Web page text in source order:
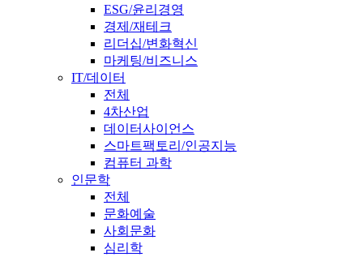
ESG/윤리경영
경제/재테크
리더십/변화혁신
마케팅/비즈니스
IT/데이터
전체
4차산업
데이터사이언스
스마트팩토리/인공지능
컴퓨터 과학
인문학
전체
문화예술
사회문화
심리학